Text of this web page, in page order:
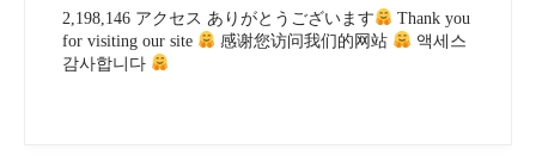
2,198,146 アクセス ありがとうございます
Thank you
for visiting our site
感谢您访问我们的网站
액세스
감사합니다